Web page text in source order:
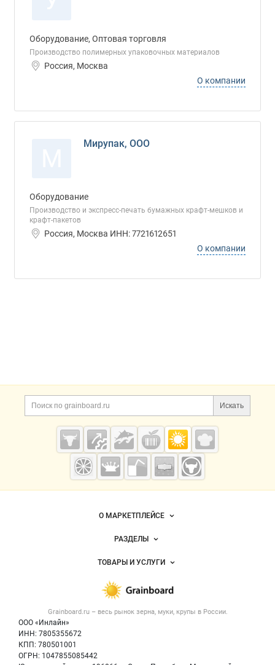
Оборудование, Оптовая торговля
Производство полимерных упаковочных материалов
Россия, Москва
О компании
Мирупак, ООО
Оборудование
Производство и экспресс-печать бумажных крафт-мешков и
крафт-пакетов
Россия, Москва ИНН: 7721612651
О компании
Дополнительная информация
Поиск по сайту и
Искать
Cсылки на полезные проекты
Grainboard.ru
— зерно и
мука
Важные разделы и контакты
Grainboard.ru – весь рынок зерна, муки, крупы в России.
ООО «Инлайн»
ИНН: 7805355672
КПП: 780501001
ОГРН: 1047855085442
Навигация по сайтуО МАРКЕТПЛЕЙСЕ
Новости Grainboard.ru
Размещение рекламы
Публичная оферта
Контактная информация
Политика обработки персональных данных
РАЗДЕЛЫ
Объявления
Новости рынка
ТОВАРЫ И УСЛУГИ
Крупы
Мука